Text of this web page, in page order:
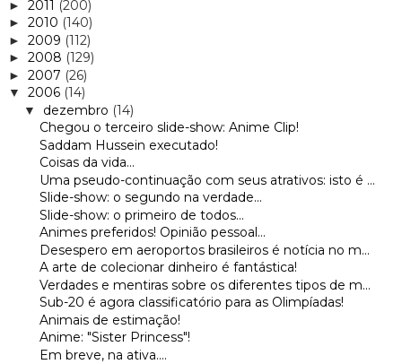
► 2011 (200)
► 2010 (140)
► 2009 (112)
► 2008 (129)
► 2007 (26)
▼ 2006 (14)
▼ dezembro (14)
Chegou o terceiro slide-show: Anime Clip!
Saddam Hussein executado!
Coisas da vida...
Uma pseudo-continuação com seus atrativos: isto é ...
Slide-show: o segundo na verdade...
Slide-show: o primeiro de todos...
Animes preferidos! Opinião pessoal...
Desespero em aeroportos brasileiros é notícia no m...
A arte de colecionar dinheiro é fantástica!
Verdades e mentiras sobre os diferentes tipos de m...
Sub-20 é agora classificatório para as Olimpíadas!
Animais de estimação!
Anime: "Sister Princess"!
Em breve, na ativa....